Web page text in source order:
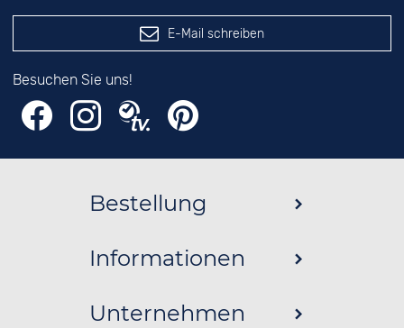
E-Mail schreiben
Besuchen Sie uns!
Bestellung
Informationen
Unternehmen